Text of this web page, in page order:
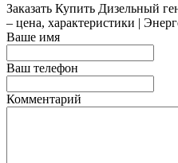
Заказать Купить Дизельный
– цена, характеристики |
Ваше имя
Ваш телефон
Комментарий